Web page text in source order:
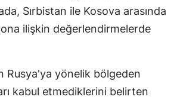
Elazığ
Eskişehir
Sırbistan ile Kosova arasında
ilişkin değerlendirmelerde
Rusya'ya yönelik bölgeden
kabul etmediklerini belirten